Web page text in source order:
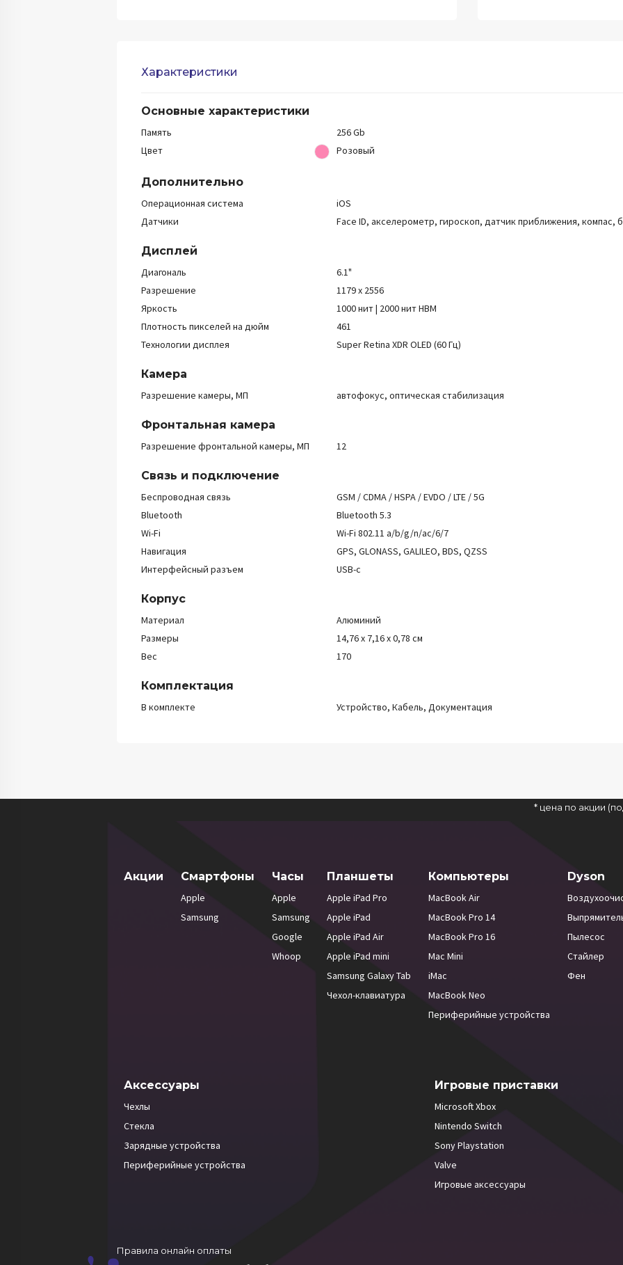
Характеристики
Основные характеристики
Память
256 Gb
Цвет
Розовый
Дополнительно
Операционная система
iOS
Датчики
Face ID, акселерометр, гироскоп, датчик приближения, компас,
Дисплей
Диагональ
6.1"
Разрешение
1179 x 2556
Яркость
1000 нит | 2000 нит HBM
Плотность пикселей на дюйм
461
Технологии дисплея
Super Retina XDR OLED (60 Гц)
Камера
Разрешение камеры, МП автофокус, оптическая стабилизация
Фронтальная камера
Разрешение фронтальной камеры, МП 12
Связь и подключение
Беспроводная связь
GSM / CDMA / HSPA / EVDO / LTE / 5G
Bluetooth
Bluetooth 5.3
Wi-Fi
Wi-Fi 802.11 a/b/g/n/ac/6/7
Навигация
GPS, GLONASS, GALILEO, BDS, QZSS
Интерфейсный разъем
USB-c
Корпус
Материал
Алюминий
Размеры
14,76 x 7,16 x 0,78 см
Вес
170
Комплектация
В комплекте Устройство, Кабель, Документация
* цена по акции
Акции Смартфоны
Apple
Samsung
Часы
Apple
Samsung
Google
Whoop
Планшеты
Apple iPad Pro
Apple iPad
Apple iPad Air
Apple iPad mini
Samsung Galaxy Tab
Чехол-клавиатура
Компьютеры
MacBook Air
MacBook Pro 14
MacBook Pro 16
Mac Mini
iMac
MacBook Neo
Периферийные устройства
Dyson
Пылесос
Стайлер
Фен
Аксессуары
Чехлы
Стекла
Зарядные устройства
Периферийные устройства
Игровые приставки
Microsoft Xbox
Nintendo Switch
Sony Playstation
Valve
Игровые аксессуары
Правила онлайн оплаты